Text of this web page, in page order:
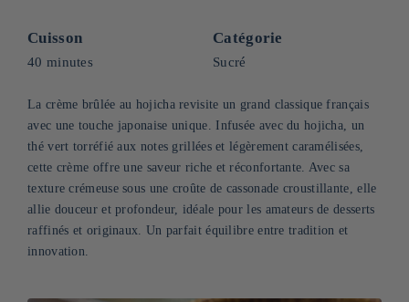
Cuisson
40 minutes
Catégorie
Sucré
La crème brûlée au hojicha revisite un grand classique français
avec une touche japonaise unique. Infusée avec du hojicha, un
thé vert torréfié aux notes grillées et légèrement caramélisées,
cette crème offre une saveur riche et réconfortante. Avec sa
texture crémeuse sous une croûte de cassonade croustillante, elle
allie douceur et profondeur, idéale pour les amateurs de desserts
raffinés et originaux. Un parfait équilibre entre tradition et
innovation.